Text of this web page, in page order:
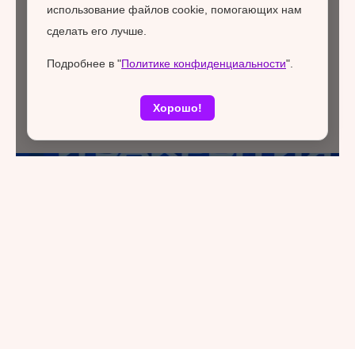
использование файлов cookie, помогающих нам
сделать его лучше.
Подробнее в "Политике конфиденциальности".
Хорошо!